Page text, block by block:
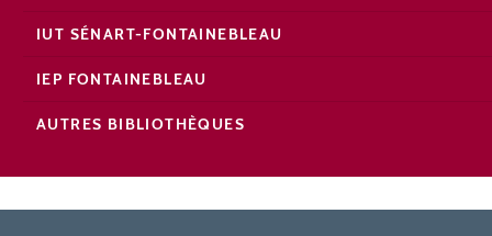
IUT SÉNART-FONTAINEBLEAU
IEP FONTAINEBLEAU
AUTRES BIBLIOTHÈQUES